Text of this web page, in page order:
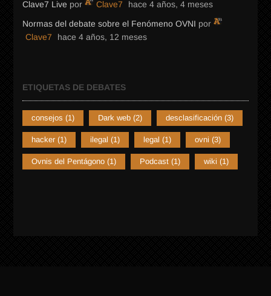
Clave7 Live por Clave7
hace 4 años, 4 meses
Normas del debate sobre el Fenómeno OVNI por
Clave7
hace 4 años, 12 meses
ETIQUETAS DE DEBATES
consejos (1) Dark web (2) desclasificación (3)
hacker (1) ilegal (1) legal (1) ovni (3)
Ovnis del Pentágono (1) Podcast (1) wiki (1)